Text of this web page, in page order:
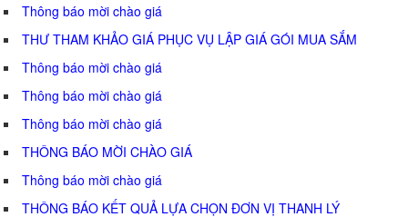
Thông báo mời chào giá
THƯ THAM KHẢO GIÁ PHỤC VỤ LẬP GIÁ GÓI MUA SẮM
Thông báo mời chào giá
Thông báo mời chào giá
Thông báo mời chào giá
THÔNG BÁO MỜI CHÀO GIÁ
Thông báo mời chào giá
THÔNG BÁO KẾT QUẢ LỰA CHỌN ĐƠN VỊ THANH LÝ